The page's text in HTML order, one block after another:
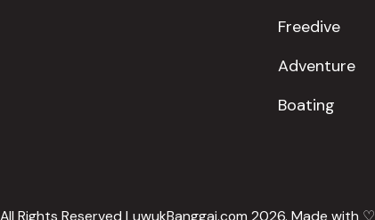
Freedive
Adventure
Boating
All Rights Reserved LuwukBanggai.com 2026. Made with ♡